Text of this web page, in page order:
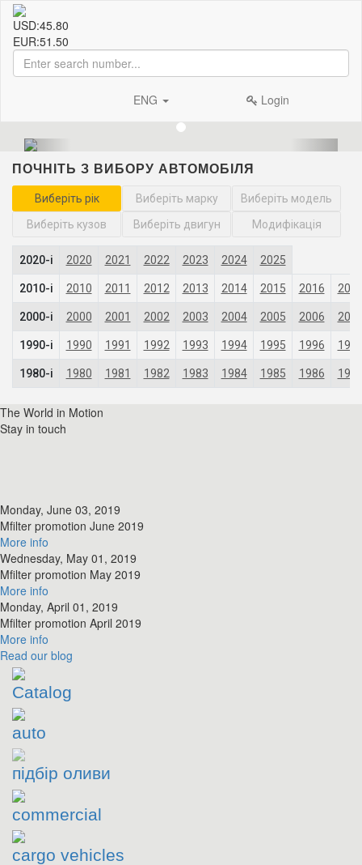
USD:45.80
EUR:51.50
ENG Login
ПОЧНІТЬ З ВИБОРУ АВТОМОБІЛЯ
The World in Motion
Stay in touch
Monday, June 03, 2019
​Mfilter promotion June 2019
More info
Wednesday, May 01, 2019
​Mfilter promotion May 2019
More info
Monday, April 01, 2019
​Mfilter promotion April 2019
More info
Read our blog
Catalog
auto
підбір оливи
commercial
cargo vehicles